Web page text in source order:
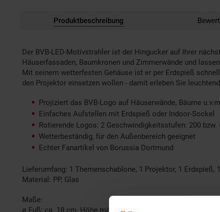
Produktbeschreibung
Der BVB-LED-Motivstrahler ist der Hingucker auf Ihrer
Häuserfassaden, Baumkronen und Zimmerwände und
Mit seinem wetterfesten Gehäuse ist er per Erdspieß
den Projektor einsetzen wollen - damit erleben Sie
Projiziert das BVB-Logo auf Häuserwände, Bäume
Einfaches Aufstellen mit Erdspieß oder Indoor-Sockel
Rotierende Logos: 2 Geschwindigkeitsstufen: 200 bzw.
Wetterbeständig, für den Außenbereich geeignet
Echter Fanartikel von Borussia Dortmund
Lieferumfang: 1 Themenschablone, 1 Projektor, 1 Erdspieß,
Material: PP, Glas
Maße:
ø Fuß: ca. 18 cm, Höhe mit Fuß: ca. 22 cm, Höhe mit